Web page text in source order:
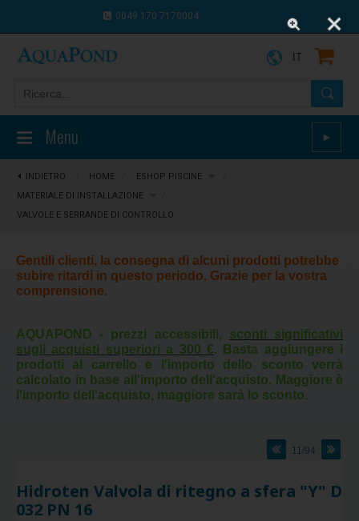
0049 170 7170004
Menu ►
IT
INDIETRO HOME ESHOP PISCINE
MATERIALE DI INSTALLAZIONE
VALVOLE E SERRANDE DI CONTROLLO
Gentili clienti, la consegna di alcuni prodotti potrebbe
subire ritardi in questo periodo. Grazie per la vostra
comprensione.
AQUAPOND - prezzi accessibili, sconti significativi
sugli acquisti superiori a 300 €. Basta aggiungere i
prodotti al carrello e l'importo dello sconto verrà
calcolato in base all'importo dell'acquisto. Maggiore è
l'importo dell'acquisto, maggiore sarà lo sconto.
11/94
Hidroten Valvola di ritegno a sfera "Y" D
032 PN 16